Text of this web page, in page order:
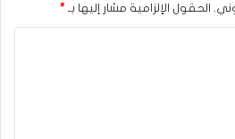
الحقول الإلزامية مشار إليها بـ *